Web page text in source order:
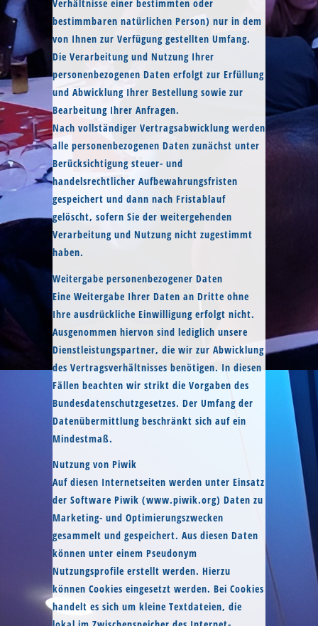
Verhältnisse einer bestimmten oder
bestimmbaren natürlichen Person) nur in dem
von Ihnen zur Verfügung gestellten Umfang.
Die Verarbeitung und Nutzung Ihrer
personenbezogenen Daten erfolgt zur Erfüllung
und Abwicklung Ihrer Bestellung sowie zur
Bearbeitung Ihrer Anfragen.
Nach vollständiger Vertragsabwicklung werden
alle personenbezogenen Daten zunächst unter
Berücksichtigung steuer- und
handelsrechtlicher Aufbewahrungsfristen
gespeichert und dann nach Fristablauf
gelöscht, sofern Sie der weitergehenden
Verarbeitung und Nutzung nicht zugestimmt
haben.
Weitergabe personenbezogener Daten
Eine Weitergabe Ihrer Daten an Dritte ohne
Ihre ausdrückliche Einwilligung erfolgt nicht.
Ausgenommen hiervon sind lediglich unsere
Dienstleistungspartner, die wir zur Abwicklung
des Vertragsverhältnisses benötigen. In diesen
Fällen beachten wir strikt die Vorgaben des
Bundesdatenschutzgesetzes. Der Umfang der
Datenübermittlung beschränkt sich auf ein
Mindestmaß.
Nutzung von Piwik
Auf diesen Internetseiten werden unter Einsatz
der Software Piwik (www.piwik.org) Daten zu
Marketing- und Optimierungszwecken
gesammelt und gespeichert. Aus diesen Daten
können unter einem Pseudonym
Nutzungsprofile erstellt werden. Hierzu
können Cookies eingesetzt werden. Bei Cookies
handelt es sich um kleine Textdateien, die